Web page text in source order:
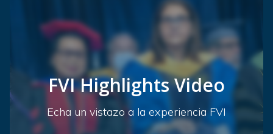
FVI Highlights Video
Echa un vistazo a la experiencia FVI